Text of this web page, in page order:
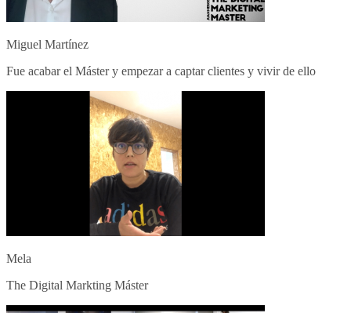
Miguel Martínez
Fue acabar el Máster y empezar a captar clientes y vivir de ello
Mela
The Digital Markting Máster